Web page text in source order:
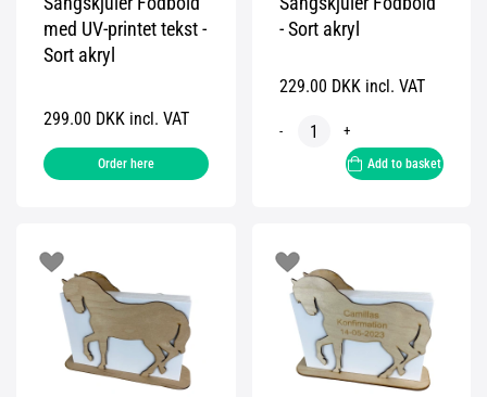
med UV-printet tekst -
Sort akryl
299.00 DKK incl. VAT
Order here
- Sort akryl
229.00 DKK incl. VAT
- +
Add to basket